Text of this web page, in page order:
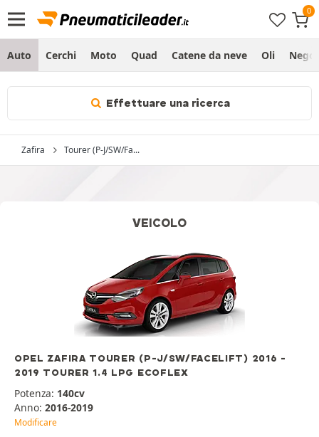
Auto Cerchi Moto Quad Catene da neve Oli
Effettuare una ricerca
Zafira Tourer (P-J/SW/Fa...
VEICOLO
OPEL ZAFIRA TOURER (P-J/SW/FACELIFT) 2016 -
2019 TOURER 1.4 LPG ECOFLEX
Potenza: 140cv
Anno: 2016-2019
Modificare